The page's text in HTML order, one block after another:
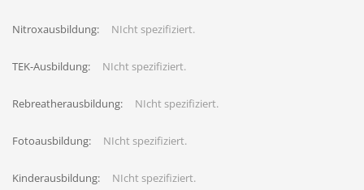
Nitroxausbildung: NIcht spezifiziert.
TEK-Ausbildung: NIcht spezifiziert.
Rebreatherausbildung: NIcht spezifiziert.
Fotoausbildung: NIcht spezifiziert.
Kinderausbildung: NIcht spezifiziert.